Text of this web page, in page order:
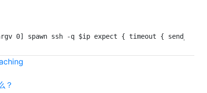
0] spawn ssh -q $ip expect { timeout {
？